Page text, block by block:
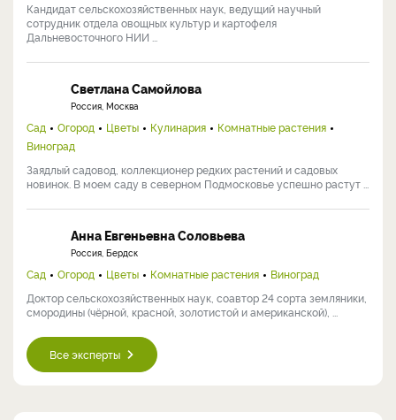
Кандидат сельскохозяйственных наук, ведущий научный
сотрудник отдела овощных культур и картофеля
Дальневосточного НИИ ...
Светлана Самойлова
Россия, Москва
Сад Огород Цветы Кулинария
Комнатные растения
Виноград
Заядлый садовод, коллекционер редких растений и садовых
новинок. В моем саду в северном Подмосковье успешно растут ...
Анна Евгеньевна Соловьева
Россия, Бердск
Сад Огород Цветы Комнатные растения
Виноград
Доктор сельскохозяйственных наук, соавтор 24 сорта земляники,
смородины (чёрной, красной, золотистой и американской), ...
Все эксперты